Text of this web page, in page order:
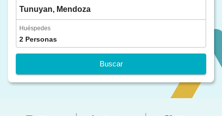
Tunuyan, Mendoza
Huéspedes
2 Personas
Buscar